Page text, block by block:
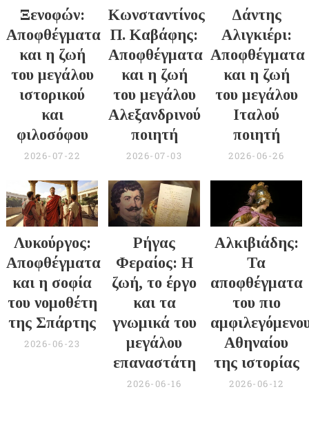
Ξενοφών:
Αποφθέγματα
και η ζωή
του μεγάλου
ιστορικού
και
φιλοσόφου
2026-07-22
Κωνσταντίνος
Π. Καβάφης:
Αποφθέγματα
και η ζωή
του μεγάλου
Αλεξανδρινού
ποιητή
2026-07-03
Δάντης
Αλιγκιέρι:
Αποφθέγματα
και η ζωή
του μεγάλου
Ιταλού
ποιητή
2026-06-26
Λυκούργος:
Αποφθέγματα
και η σοφία
του νομοθέτη
της Σπάρτης
2026-06-23
Ρήγας
Φεραίος: Η
ζωή, το έργο
και τα
γνωμικά του
μεγάλου
επαναστάτη
2026-06-16
Αλκιβιάδης:
Τα
αποφθέγματα
του πιο
Αθηναίου
της ιστορίας
2026-06-12